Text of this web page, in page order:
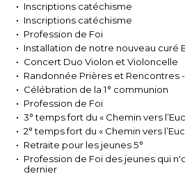
Inscriptions catéchisme
Inscriptions catéchisme
Profession de Foi
Installation de notre nouveau curé
Concert Duo Violon et Violoncelle
Randonnée Prières et Rencontres
Célébration de la 1° communion
Profession de Foi
3° temps fort du « Chemin vers
2° temps fort du « Chemin vers
Retraite pour les jeunes 5°
Profession de Foi des jeunes qui
dernier